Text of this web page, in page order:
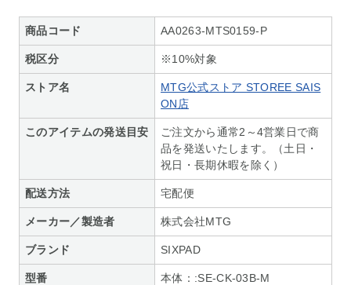
商品コード AA0263-MTS0159-P
税区分 ※10%対象
ストア名
MTG公式ストア STOREE SAIS
ON店
このアイテムの発送目安
ご注文から通常2～4営業日で商
品を発送いたします。（土日・
祝日・長期休暇を除く）
配送方法 宅配便
メーカー／製造者 株式会社MTG
ブランド SIXPAD
型番
本体：:SE-CK-03B-M